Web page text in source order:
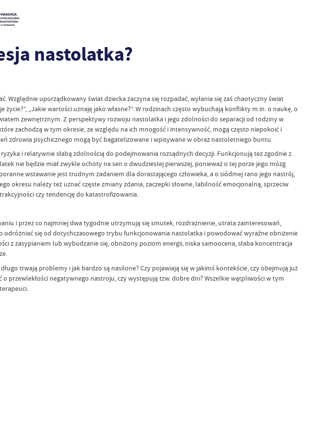
nastolatka?
uporządkowany świat dziecka zaczyna się rozpadać, wyłania się zaś chaotyczny świat
„Jakie wartości uznaję jako własne?”. W rodzinach często wybuchają konflikty m.in. o naukę, o
zewnętrznym. Z perspektywy rozwoju nastolatka i jego zdolności do separacji od rodziny w
zachodzą w tym okresie, ze względu na ich mnogość i intensywność, mogą często niepokoić i
zdrowia psychicznego mogą być bagatelizowane i wpisywane w obraz nastoletniego buntu.
i relatywnie słabą zdolnością do podejmowania rozsądnych decyzji. Funkcjonują też zgodnie z
nie będzie miał zwykle ochoty na sen o dwudziestej pierwszej, ponieważ o tej porze jego mózg
wstawanie jest trudnym zadaniem dla dorastającego człowieka, a o siódmej rano jego nastrój,
okresu należy też uznać częste zmiany zdania, zaczepki słowne, labilność emocjonalną, sprzeciw
czy tendencję do katastrofizowania.
i przez co najmniej dwa tygodnie utrzymują się smutek, rozdrażnienie, utrata zainteresowań,
odróżniać się od dotychczasowego trybu funkcjonowania nastolatka i powodować wyraźne obniżenie
zasypianiem lub wybudzanie się, obniżony poziom energii, niska samoocena, słaba koncentracja
trwają problemy i jak bardzo są nasilone? Czy pojawiają się w jakimś kontekście, czy obejmują już
negatywnego nastroju, czy występują tzw. dobre dni? Wszelkie wątpliwości w tym